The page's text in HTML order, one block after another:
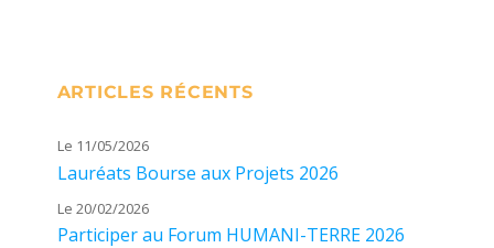
ARTICLES RÉCENTS
Le 11/05/2026
Lauréats Bourse aux Projets 2026
Le 20/02/2026
Participer au Forum HUMANI-TERRE 2026